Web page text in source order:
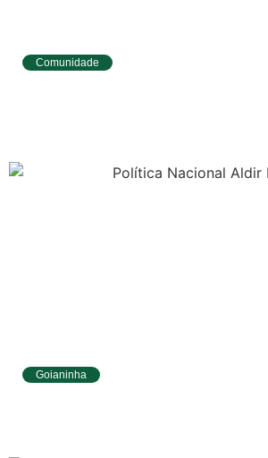
Comunidade
Goianinha